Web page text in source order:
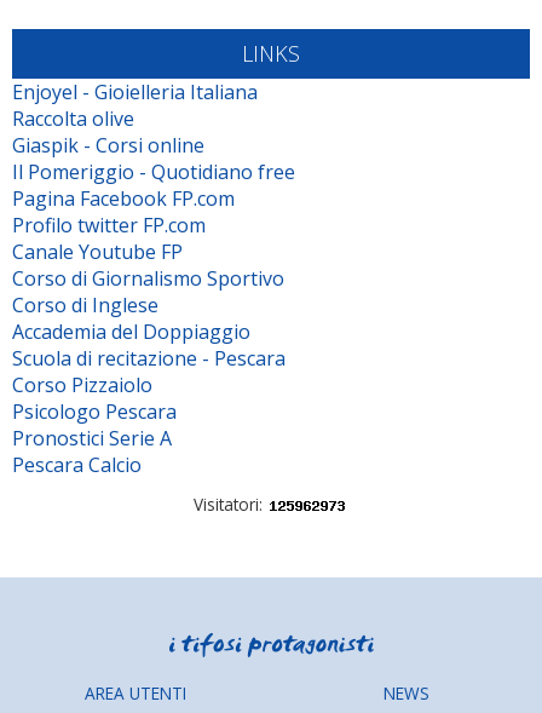
LINKS
Enjoyel - Gioielleria Italiana
Raccolta olive
Giaspik - Corsi online
Il Pomeriggio - Quotidiano free
Pagina Facebook FP.com
Profilo twitter FP.com
Canale Youtube FP
Corso di Giornalismo Sportivo
Corso di Inglese
Accademia del Doppiaggio
Scuola di recitazione - Pescara
Corso Pizzaiolo
Psicologo Pescara
Pronostici Serie A
Pescara Calcio
Visitatori:
AREA UTENTI
NEWS